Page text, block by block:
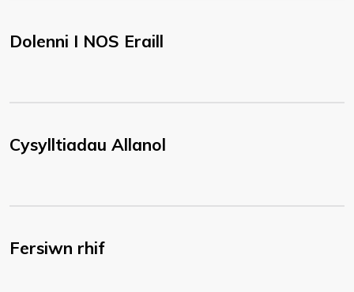
Dolenni I NOS Eraill
Cysylltiadau Allanol
Fersiwn rhif